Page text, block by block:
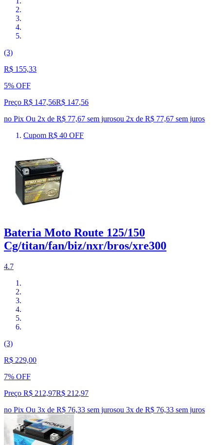
(3)
R$ 155,33
5% OFF
Preço R$ 147,56R$ 147,56
no Pix Ou 2x de R$ 77,67 sem jurosou 2x de R$ 77,67 sem juros
Cupom R$ 40 OFF
Bateria Moto Route 125/150
Cg/titan/fan/biz/nxr/bros/xre300
4.7
(3)
R$ 229,00
7% OFF
Preço R$ 212,97R$ 212,97
no Pix Ou 3x de R$ 76,33 sem jurosou 3x de R$ 76,33 sem juros